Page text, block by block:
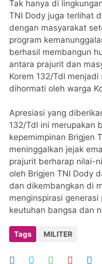
Tak hanya di
TNI Dody juga terlihat
dengan masyarakat
program
berhasil membangun
antara prajurit dan
Korem 132/Tdl
dihormati oleh warga
Apresiasi yang
132/Tdl ini merupakan
kepemimpinan Brigjen
meninggalkan jejak
prajurit berharap nilai-
oleh Brigjen TNI Dody
dan dikembangkan di
menginspirasi
keutuhan bangsa dan
Tags MILITER